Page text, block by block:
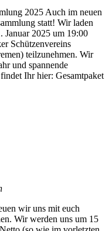
2025 Auch im neuen
statt! Wir laden
Januar 2025 um 19:00
Schützenvereins
teilzunehmen. Wir
und spannende
Ihr hier: Gesamtpaket
wir uns mit euch
Wir werden uns um 15